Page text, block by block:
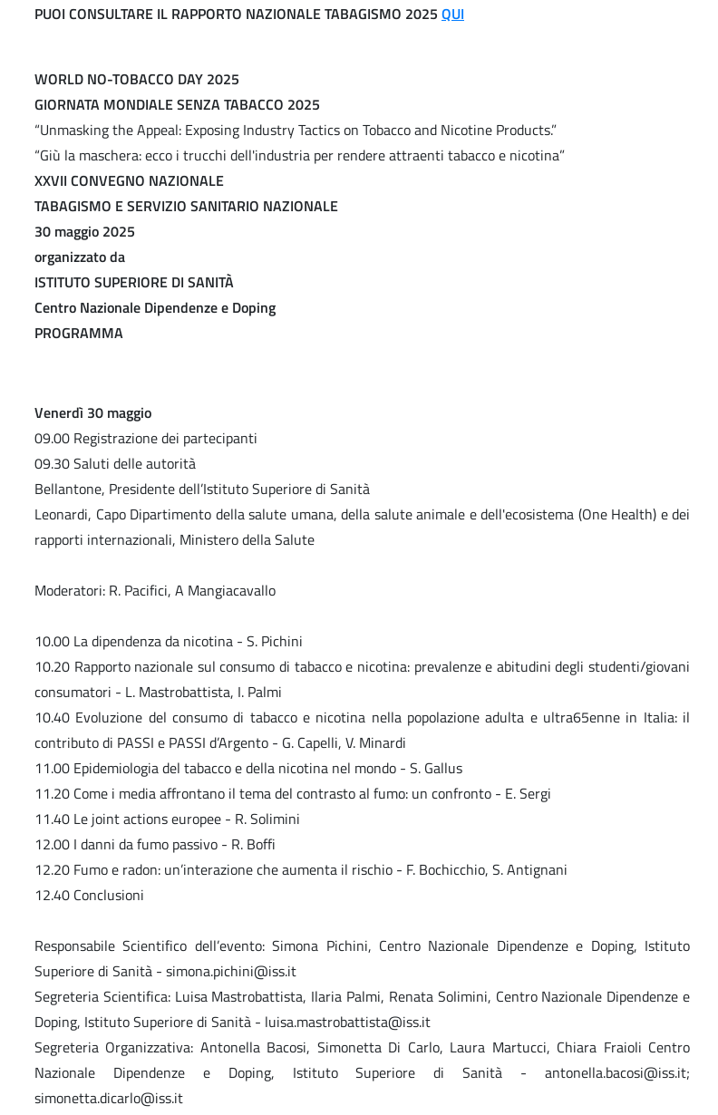
PUOI CONSULTARE IL RAPPORTO NAZIONALE TABAGISMO 2025 QUI
WORLD NO-TOBACCO DAY 2025
GIORNATA MONDIALE SENZA TABACCO 2025
“Unmasking the Appeal: Exposing Industry Tactics on Tobacco and Nicotine Products.”
“Giù la maschera: ecco i trucchi dell'industria per rendere attraenti tabacco e nicotina”
XXVII CONVEGNO NAZIONALE
TABAGISMO E SERVIZIO SANITARIO NAZIONALE
30 maggio 2025
organizzato da
ISTITUTO SUPERIORE DI SANITÀ
Centro Nazionale Dipendenze e Doping
PROGRAMMA
Venerdì 30 maggio
09.00 Registrazione dei partecipanti
09.30 Saluti delle autorità
Bellantone, Presidente dell’Istituto Superiore di Sanità
Leonardi, Capo Dipartimento della salute umana, della salute animale e dell'ecosistema (One Health) e dei
rapporti internazionali, Ministero della Salute
Moderatori: R. Pacifici, A Mangiacavallo
10.00 La dipendenza da nicotina - S. Pichini
10.20 Rapporto nazionale sul consumo di tabacco e nicotina: prevalenze e abitudini degli studenti/giovani
consumatori - L. Mastrobattista, I. Palmi
10.40 Evoluzione del consumo di tabacco e nicotina nella popolazione adulta e ultra65enne in Italia: il
contributo di PASSI e PASSI d’Argento - G. Capelli, V. Minardi
11.00 Epidemiologia del tabacco e della nicotina nel mondo - S. Gallus
11.20 Come i media affrontano il tema del contrasto al fumo: un confronto - E. Sergi
11.40 Le joint actions europee - R. Solimini
12.00 I danni da fumo passivo - R. Boffi
12.20 Fumo e radon: un’interazione che aumenta il rischio - F. Bochicchio, S. Antignani
12.40 Conclusioni
Responsabile Scientifico dell’evento: Simona Pichini, Centro Nazionale Dipendenze e Doping, Istituto
Superiore di Sanità - simona.pichini@iss.it
Segreteria Scientifica: Luisa Mastrobattista, Ilaria Palmi, Renata Solimini, Centro Nazionale Dipendenze e
Doping, Istituto Superiore di Sanità - luisa.mastrobattista@iss.it
Segreteria Organizzativa: Antonella Bacosi, Simonetta Di Carlo, Laura Martucci, Chiara Fraioli Centro
Nazionale Dipendenze e Doping, Istituto Superiore di Sanità - antonella.bacosi@iss.it;
simonetta.dicarlo@iss.it